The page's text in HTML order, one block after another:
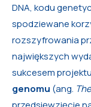
DNA, kodu
spodziewane
rozszyfrowania
największych
sukcesem projektu
genomu (ang.